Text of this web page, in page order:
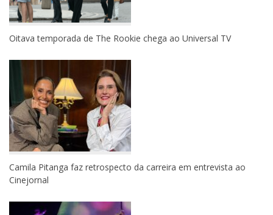
Oitava temporada de The Rookie chega ao Universal TV
Camila Pitanga faz retrospecto da carreira em entrevista ao
Cinejornal